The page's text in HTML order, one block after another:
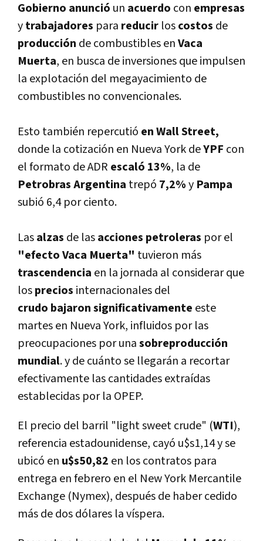
Gobierno anunció un acuerdo con empresas
ytrabajadores para reducir loscostos de
producción de combustibles enVaca
Muerta, en busca de inversiones que impulsen
la explotación del megayacimiento de
combustibles no convencionales.
Esto también repercutió en Wall Street,
donde la cotización en Nueva York deYPF con
el formato de ADR escaló 13%, la de
Petrobras Argentina trepó 7,2%y Pampa
subió 6,4 por ciento.
Lasalzas de lasacciones petroleras por el
"efecto Vaca Muerta" tuvieron más
trascendencia en la jornada al considerar que
losprecios internacionales del
crudo bajaron significativamente este
martes en Nueva York, influidos por las
preocupaciones por unasobreproducción
mundial. y de cuánto se llegarán a recortar
efectivamente las cantidades extraídas
establecidas por la OPEP.
El precio del barril "light sweet crude" (WTI),
referencia estadounidense, cayó u$s1,14 y se
ubicó en u$s50,82 en los contratos para
entrega en febrero en el New York Mercantile
Exchange (Nymex), después de haber cedido
más de dos dólares la víspera.